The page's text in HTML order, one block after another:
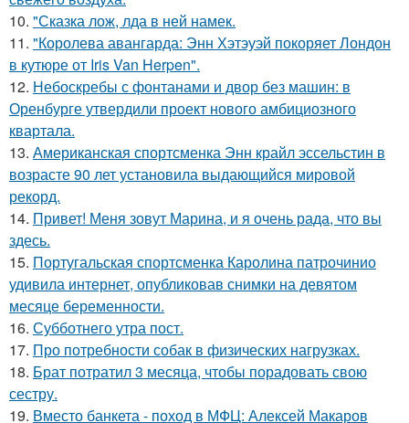
10. "Сказка лож, лда в ней намек.
11. "Королева авангарда: Энн Хэтэуэй покоряет Лондон
в кутюре от Iris Van Herpen".
12. Небоскребы с фонтанами и двор без машин: в
Оренбурге утвердили проект нового амбициозного
квартала.
13. Американская спортсменка Энн крайл эссельстин в
возрасте 90 лет установила выдающийся мировой
рекорд.
14. Привет! Меня зовут Марина, и я очень рада, что вы
здесь.
15. Португальская спортсменка Каролина патрочинио
удивила интернет, опубликовав снимки на девятом
месяце беременности.
16. Субботнего утра пост.
17. Про потребности собак в физических нагрузках.
18. Брат потратил 3 месяца, чтобы порадовать свою
сестру.
19. Вместо банкета - поход в МФЦ: Алексей Макаров